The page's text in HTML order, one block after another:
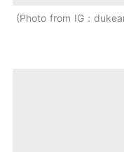
Photo from IG：